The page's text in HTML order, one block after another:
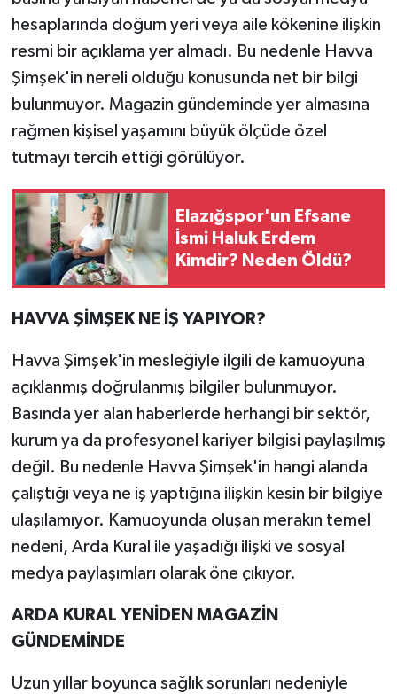
hesaplarında doğum yeri veya aile kökenine ilişkin
resmi bir açıklama yer almadı. Bu nedenle Havva
Şimşek'in nereli olduğu konusunda net bir bilgi
bulunmuyor. Magazin gündeminde yer almasına
rağmen kişisel yaşamını büyük ölçüde özel
tutmayı tercih ettiği görülüyor.
Elazığspor'un Efsane
İsmi Haluk Erdem
Kimdir? Neden Öldü?
HAVVA ŞİMŞEK NE İŞ YAPIYOR?
Havva Şimşek'in mesleğiyle ilgili de kamuoyuna
açıklanmış doğrulanmış bilgiler bulunmuyor.
Basında yer alan haberlerde herhangi bir sektör,
kurum ya da profesyonel kariyer bilgisi paylaşılmış
değil. Bu nedenle Havva Şimşek'in hangi alanda
çalıştığı veya ne iş yaptığına ilişkin kesin bir bilgiye
ulaşılamıyor. Kamuoyunda oluşan merakın temel
nedeni, Arda Kural ile yaşadığı ilişki ve sosyal
medya paylaşımları olarak öne çıkıyor.
ARDA KURAL YENİDEN MAGAZİN
GÜNDEMİNDE
Uzun yıllar boyunca sağlık sorunları nedeniyle